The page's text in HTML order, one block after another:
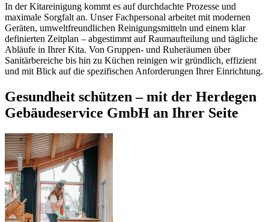
In der Kitareinigung kommt es auf durchdachte Prozesse und
maximale Sorgfalt an. Unser Fachpersonal arbeitet mit modernen
Geräten, umweltfreundlichen Reinigungsmitteln und einem klar
definierten Zeitplan – abgestimmt auf Raumaufteilung und tägliche
Abläufe in Ihrer Kita. Von Gruppen- und Ruheräumen über
Sanitärbereiche bis hin zu Küchen reinigen wir gründlich, effizient
und mit Blick auf die spezifischen Anforderungen Ihrer Einrichtung.
Gesundheit schützen – mit der Herdegen
Gebäudeservice GmbH an Ihrer Seite